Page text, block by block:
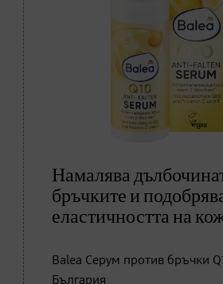
Намалява
бръчките и
еластичността на
Balea Серум против бръчки
България